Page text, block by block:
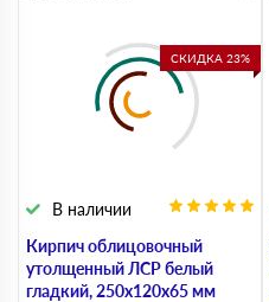
СКИДКА 23%
Кирпич облицовочный
утолщенный ЛСР белый
гладкий, 250х120х65 мм
В наличии